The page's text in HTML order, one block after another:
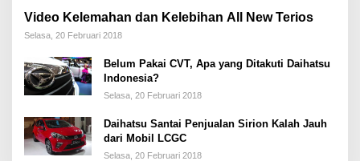
Video Kelemahan dan Kelebihan All New Terios
Selasa, 20 Februari 2018
Belum Pakai CVT, Apa yang Ditakuti Daihatsu
Indonesia?
Selasa, 20 Februari 2018
Daihatsu Santai Penjualan Sirion Kalah Jauh
dari Mobil LCGC
Selasa, 20 Februari 2018